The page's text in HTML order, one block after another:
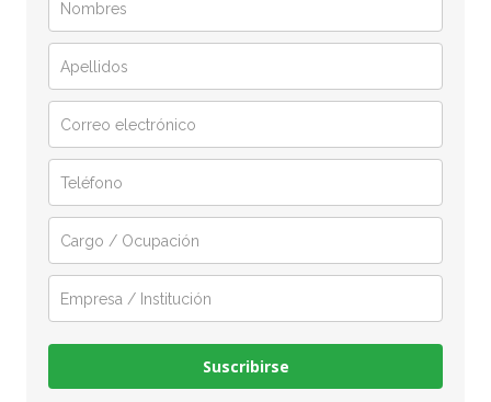
Suscribirse